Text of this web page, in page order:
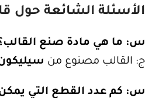
الأسئلة الشائعة حول
س: ما هي مادة صنع
ج: القالب مصنوع من
س: كم عدد القطع التي يمكن